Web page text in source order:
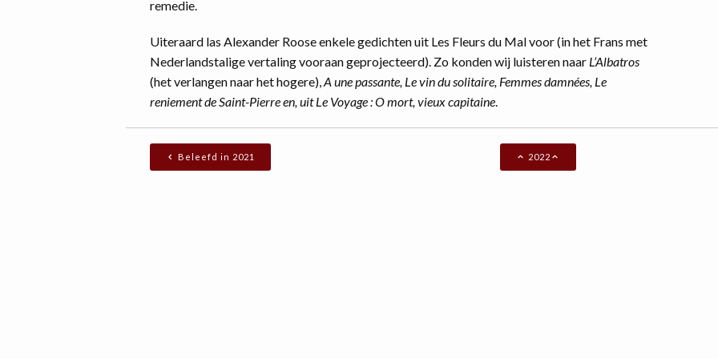
remedie.
Uiteraard las Alexander Roose enkele gedichten uit Les Fleurs du Mal voor (in het Frans met
Nederlandstalige vertaling vooraan geprojecteerd). Zo konden wij luisteren naar L’Albatros
(het verlangen naar het hogere), A une passante, Le vin du solitaire, Femmes damnées, Le
reniement de Saint-Pierre en, uit Le Voyage : O mort, vieux capitaine
Beleefd in 2021 2022